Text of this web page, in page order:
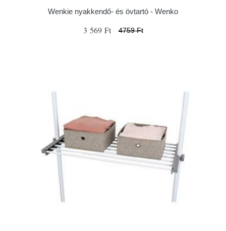
Wenkie nyakkendő- és övtartó - Wenko
3 569 Ft 4759 Ft